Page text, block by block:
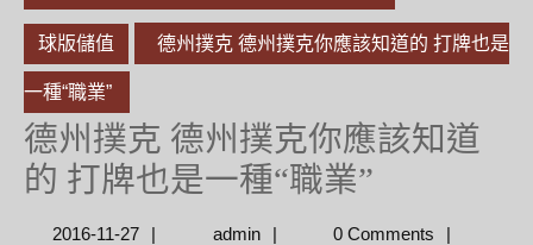
球版儲值 德州撲克 德州撲克你應該知道的 打牌也是
一種“職業”
德州撲克 德州撲克你應該知道
的 打牌也是一種“職業”
2016-11-27
2016-admin admin0 Comments